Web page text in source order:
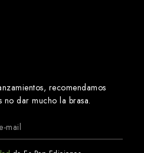
recomendamos
no dar mucho la brasa.